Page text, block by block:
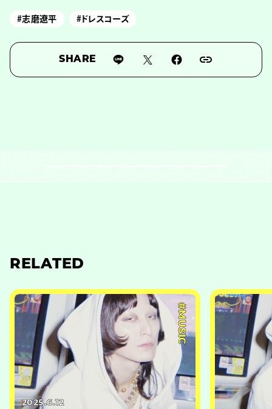
#志磨遼平 #ドレスコーズ
SHARE
RELATED
#MUSIC
2025.6.12